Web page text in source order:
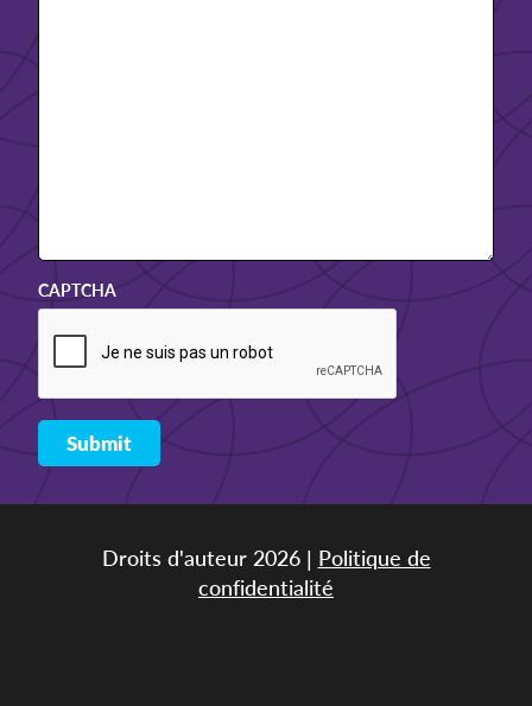
CAPTCHA
Droits d'auteur 2026 | Politique de
confidentialité